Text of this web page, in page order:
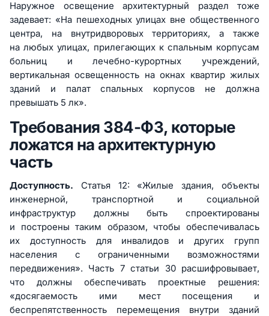
Наружное освещение архитектурный раздел тоже
задевает: «На пешеходных улицах вне общественного
центра, на внутридворовых территориях, а также
на любых улицах, прилегающих к спальным корпусам
больниц и лечебно-курортных учреждений,
вертикальная освещенность на окнах квартир жилых
зданий и палат спальных корпусов не должна
превышать 5 лк».
Требования 384-ФЗ, которые
ложатся на архитектурную
часть
Доступность. Статья 12: «Жилые здания, объекты
инженерной, транспортной и социальной
инфраструктур должны быть спроектированы
и построены таким образом, чтобы обеспечивалась
их доступность для инвалидов и других групп
населения с ограниченными возможностями
передвижения». Часть 7 статьи 30 расшифровывает,
что должны обеспечивать проектные решения:
«досягаемость ими мест посещения и
беспрепятственность перемещения внутри зданий